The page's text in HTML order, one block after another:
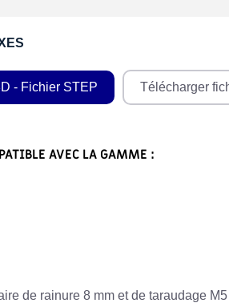
- Fichier STEP Télécharger
AVEC LA GAMME :
de rainure 8 mm et de taraudage